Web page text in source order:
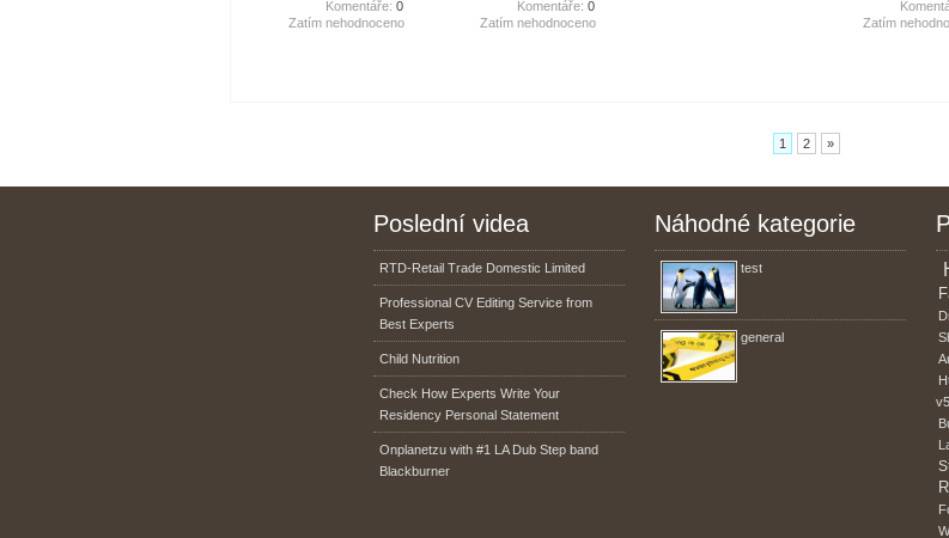
Komentáře: 0
Zatím nehodnoceno
Komentáře: 0
Zatím nehodnoceno
Zatím
1 2 »
Poslední videa
RTD-Retail Trade Domestic Limited
Professional CV Editing Service from
Best Experts
Child Nutrition
Check How Experts Write Your
Residency Personal Statement
Onplanetzu with #1 LA Dub Step band
Blackburner
Náhodné kategorie
test
general